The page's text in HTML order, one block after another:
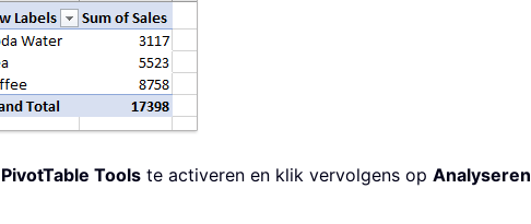
PivotTable Tools te activeren en klik vervolgens op Analyseren